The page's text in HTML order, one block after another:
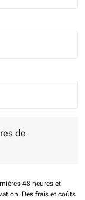
de
48 heures et
Des frais et coûts